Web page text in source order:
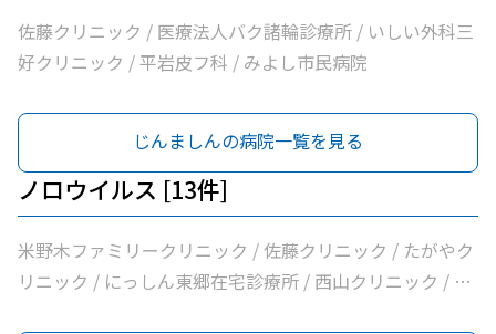
佐藤クリニック / 医療法人バク諸輪診療所 / いしい外科三
好クリニック / 平岩皮フ科 / みよし市民病院
じんましんの病院一覧を見る
ノロウイルス [13件]
米野木ファミリークリニック / 佐藤クリニック / たがやク
リニック / にっしん東郷在宅診療所 / 西山クリニック / 医